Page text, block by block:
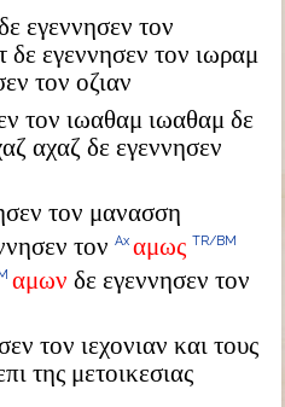
εγεννησεν τον
εγεννησεν τον ιωραμ
τον οζιαν
τον ιωαθαμ ιωαθαμ δε
αχαζ δε εγεννησεν
τον μανασση
τον Ax αμως TR/BM
αμων δε εγεννησεν τον
τον ιεχονιαν και τους
της μετοικεσιας